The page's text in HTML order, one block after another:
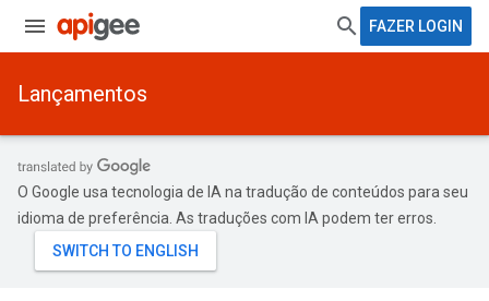
FAZER LOGIN
Lançamentos
O Google usa tecnologia de IA na tradução de conteúdos para seu
idioma de preferência. As traduções com IA podem ter erros.